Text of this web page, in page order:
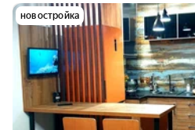
новостройка